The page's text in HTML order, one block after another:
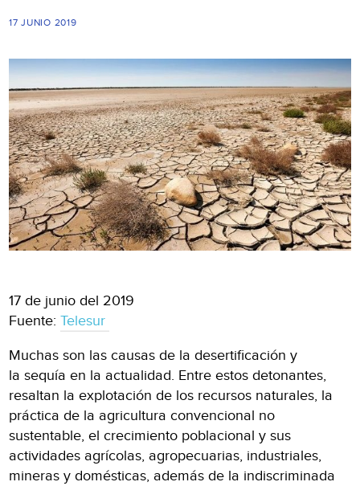
17 JUNIO 2019
17 de junio del 2019
Fuente:Telesur
Muchas son las causas de la desertificación y
la sequía en la actualidad. Entre estos detonantes,
resaltan la explotación de los recursos naturales, la
práctica de la agricultura convencional no
sustentable, el crecimiento poblacional y sus
actividades agrícolas, agropecuarias, industriales,
mineras y domésticas, además de la indiscriminada